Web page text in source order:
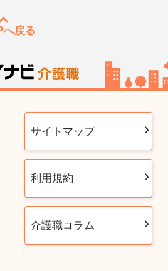
へ戻る
サイトマップ
利用規約
介護職コラム